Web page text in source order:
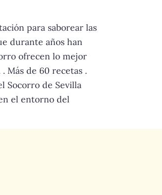
para saborear las
durante años han
ofrecen lo mejor
Más de 60 recetas .
Socorro de Sevilla
el entorno del